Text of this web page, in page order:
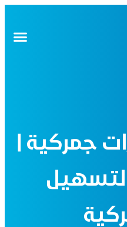
جمركية |
لتسهيل